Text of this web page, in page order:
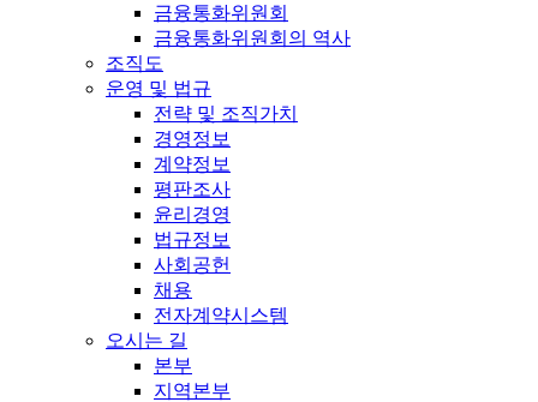
금융통화위원회
금융통화위원회의 역사
조직도
운영 및 법규
전략 및 조직가치
경영정보
계약정보
평판조사
윤리경영
법규정보
사회공헌
채용
전자계약시스템
오시는 길
본부
지역본부